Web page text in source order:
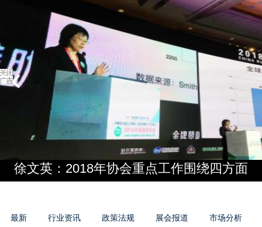
徐文英：2018年协会重点工作围绕四方面
最新 行业资讯 政策法规 展会报道 市场分析